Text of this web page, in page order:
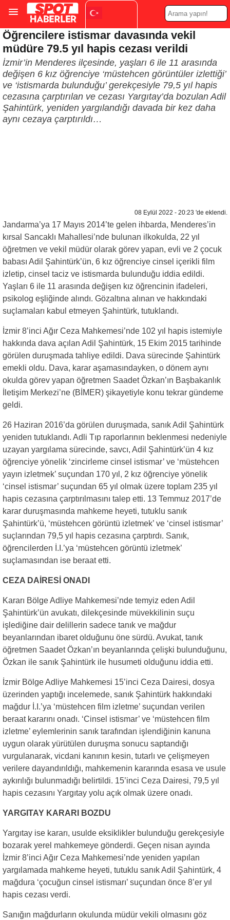
Turkish ▼
Öğrencilere istismar davasında vekil
müdüre 79.5 yıl hapis cezası verildi
İzmir’in Menderes ilçesinde, yaşları 6 ile 11 arasında
değişen 6 kız öğrenciye ‘müstehcen görüntüler izlettiği’
ve ‘istismarda bulunduğu’ gerekçesiyle 79,5 yıl hapis
cezasına çarptırılan ve cezası Yargıtay’da bozulan Adil
Şahintürk, yeniden yargılandığı davada bir kez daha
aynı cezaya çarptırıldı…
08 Eylül 2022 - 20:23 'de eklendi.
Jandarma’ya 17 Mayıs 2014’te gelen ihbarda, Menderes’in
kırsal Sancaklı Mahallesi’nde bulunan ilkokulda, 22 yıl
öğretmen ve vekil müdür olarak görev yapan, evli ve 2 çocuk
babası Adil Şahintürk’ün, 6 kız öğrenciye cinsel içerikli film
izletip, cinsel taciz ve istismarda bulunduğu iddia edildi.
Yaşları 6 ile 11 arasında değişen kız öğrencinin ifadeleri,
psikolog eşliğinde alındı. Gözaltına alınan ve hakkındaki
suçlamaları kabul etmeyen Şahintürk, tutuklandı.
İzmir 8’inci Ağır Ceza Mahkemesi’nde 102 yıl hapis istemiyle
hakkında dava açılan Adil Şahintürk, 15 Ekim 2015 tarihinde
görülen duruşmada tahliye edildi. Dava sürecinde Şahintürk
emekli oldu. Dava, karar aşamasındayken, o dönem aynı
okulda görev yapan öğretmen Saadet Özkan’ın Başbakanlık
İletişim Merkezi’ne (BİMER) şikayetiyle konu tekrar gündeme
geldi.
26 Haziran 2016’da görülen duruşmada, sanık Adil Şahintürk
yeniden tutuklandı. Adli Tıp raporlarının beklenmesi nedeniyle
uzayan yargılama sürecinde, savcı, Adil Şahintürk’ün 4 kız
öğrenciye yönelik ‘zincirleme cinsel istismar’ ve ‘müstehcen
yayın izletmek’ suçundan 170 yıl, 2 kız öğrenciye yönelik
‘cinsel istismar’ suçundan 65 yıl olmak üzere toplam 235 yıl
hapis cezasına çarptırılmasını talep etti. 13 Temmuz 2017’de
karar duruşmasında mahkeme heyeti, tutuklu sanık
Şahintürk’ü, ‘müstehcen görüntü izletmek’ ve ‘cinsel istismar’
suçlarından 79,5 yıl hapis cezasına çarptırdı. Sanık,
öğrencilerden İ.I.’ya ‘müstehcen görüntü izletmek’
suçlamasından ise beraat etti.
CEZA DAİRESİ ONADI
Kararı Bölge Adliye Mahkemesi’nde temyiz eden Adil
Şahintürk’ün avukatı, dilekçesinde müvekkilinin suçu
işlediğine dair delillerin sadece tanık ve mağdur
beyanlarından ibaret olduğunu öne sürdü. Avukat, tanık
öğretmen Saadet Özkan’ın beyanlarında çelişki bulunduğunu,
Özkan ile sanık Şahintürk ile husumeti olduğunu iddia etti.
İzmir Bölge Adliye Mahkemesi 15’inci Ceza Dairesi, dosya
üzerinden yaptığı incelemede, sanık Şahintürk hakkındaki
mağdur İ.I.’ya ‘müstehcen film izletme’ suçundan verilen
beraat kararını onadı. ‘Cinsel istismar’ ve ‘müstehcen film
izletme’ eylemlerinin sanık tarafından işlendiğinin kanuna
uygun olarak yürütülen duruşma sonucu saptandığı
vurgulanarak, vicdani kanının kesin, tutarlı ve çelişmeyen
verilere dayandırıldığı, mahkemenin kararında esasa ve usule
aykırılığı bulunmadığı belirtildi. 15’inci Ceza Dairesi, 79,5 yıl
hapis cezasını Yargıtay yolu açık olmak üzere onadı.
YARGITAY KARARI BOZDU
Yargıtay ise kararı, usulde eksiklikler bulunduğu gerekçesiyle
bozarak yerel mahkemeye gönderdi. Geçen nisan ayında
İzmir 8’inci Ağır Ceza Mahkemesi’nde yeniden yapılan
yargılamada mahkeme heyeti, tutuklu sanık Adil Şahintürk, 4
mağdura ‘çocuğun cinsel istismarı’ suçundan önce 8’er yıl
hapis cezası verdi.
Sanığın mağdurların okulunda müdür vekili olmasını göz